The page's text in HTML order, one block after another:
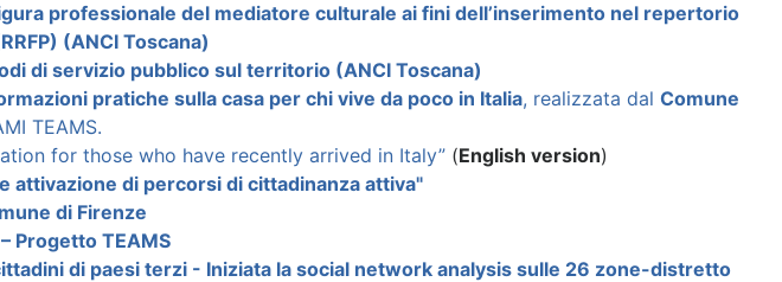
professionale del mediatore culturale ai fini dell’inserimento nel repertorio
(ANCI Toscana)
di servizio pubblico sul territorio (ANCI Toscana)
pratiche sulla casa per chi vive da poco in Italia, realizzata dal Comune
TEAMS.
for those who have recently arrived in Italy” (English version)
attivazione di percorsi di cittadinanza attiva"
di Firenze
Progetto TEAMS
di paesi terzi - Iniziata la social network analysis sulle 26 zone-distretto